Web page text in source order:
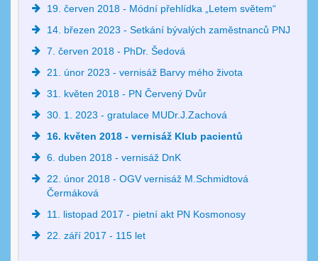
19. červen 2018 - Módní přehlídka „Letem světem“
14. březen 2023 - Setkání bývalých zaměstnanců PNJ
7. červen 2018 - PhDr. Šedová
21. únor 2023 - vernisáž Barvy mého života
31. květen 2018 - PN Červený Dvůr
30. 1. 2023 - gratulace MUDr.J.Zachová
16. květen 2018 - vernisáž Klub pacientů
6. duben 2018 - vernisáž DnK
22. únor 2018 - OGV vernisáž M.Schmidtová
Čermáková
11. listopad 2017 - pietní akt PN Kosmonosy
22. září 2017 - 115 let